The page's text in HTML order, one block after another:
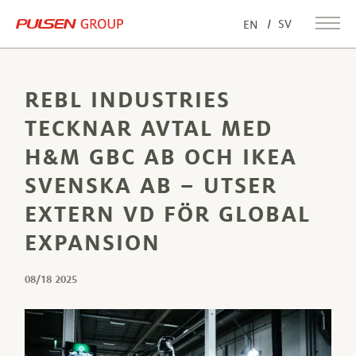
EN SV
REBL INDUSTRIES
TECKNAR AVTAL MED
H&M GBC AB OCH IKEA
SVENSKA AB – UTSER
EXTERN VD FÖR GLOBAL
EXPANSION
08/18 2025